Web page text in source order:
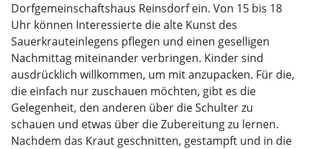
Dorfgemeinschaftshaus Reinsdorf ein. Von 15 bis 18
Uhr können Interessierte die alte Kunst des
Sauerkrauteinlegens pflegen und einen geselligen
Nachmittag miteinander verbringen. Kinder sind
ausdrücklich willkommen, um mit anzupacken. Für die,
die einfach nur zuschauen möchten, gibt es die
Gelegenheit, den anderen über die Schulter zu
schauen und etwas über die Zubereitung zu lernen.
Nachdem das Kraut geschnitten, gestampft und in die